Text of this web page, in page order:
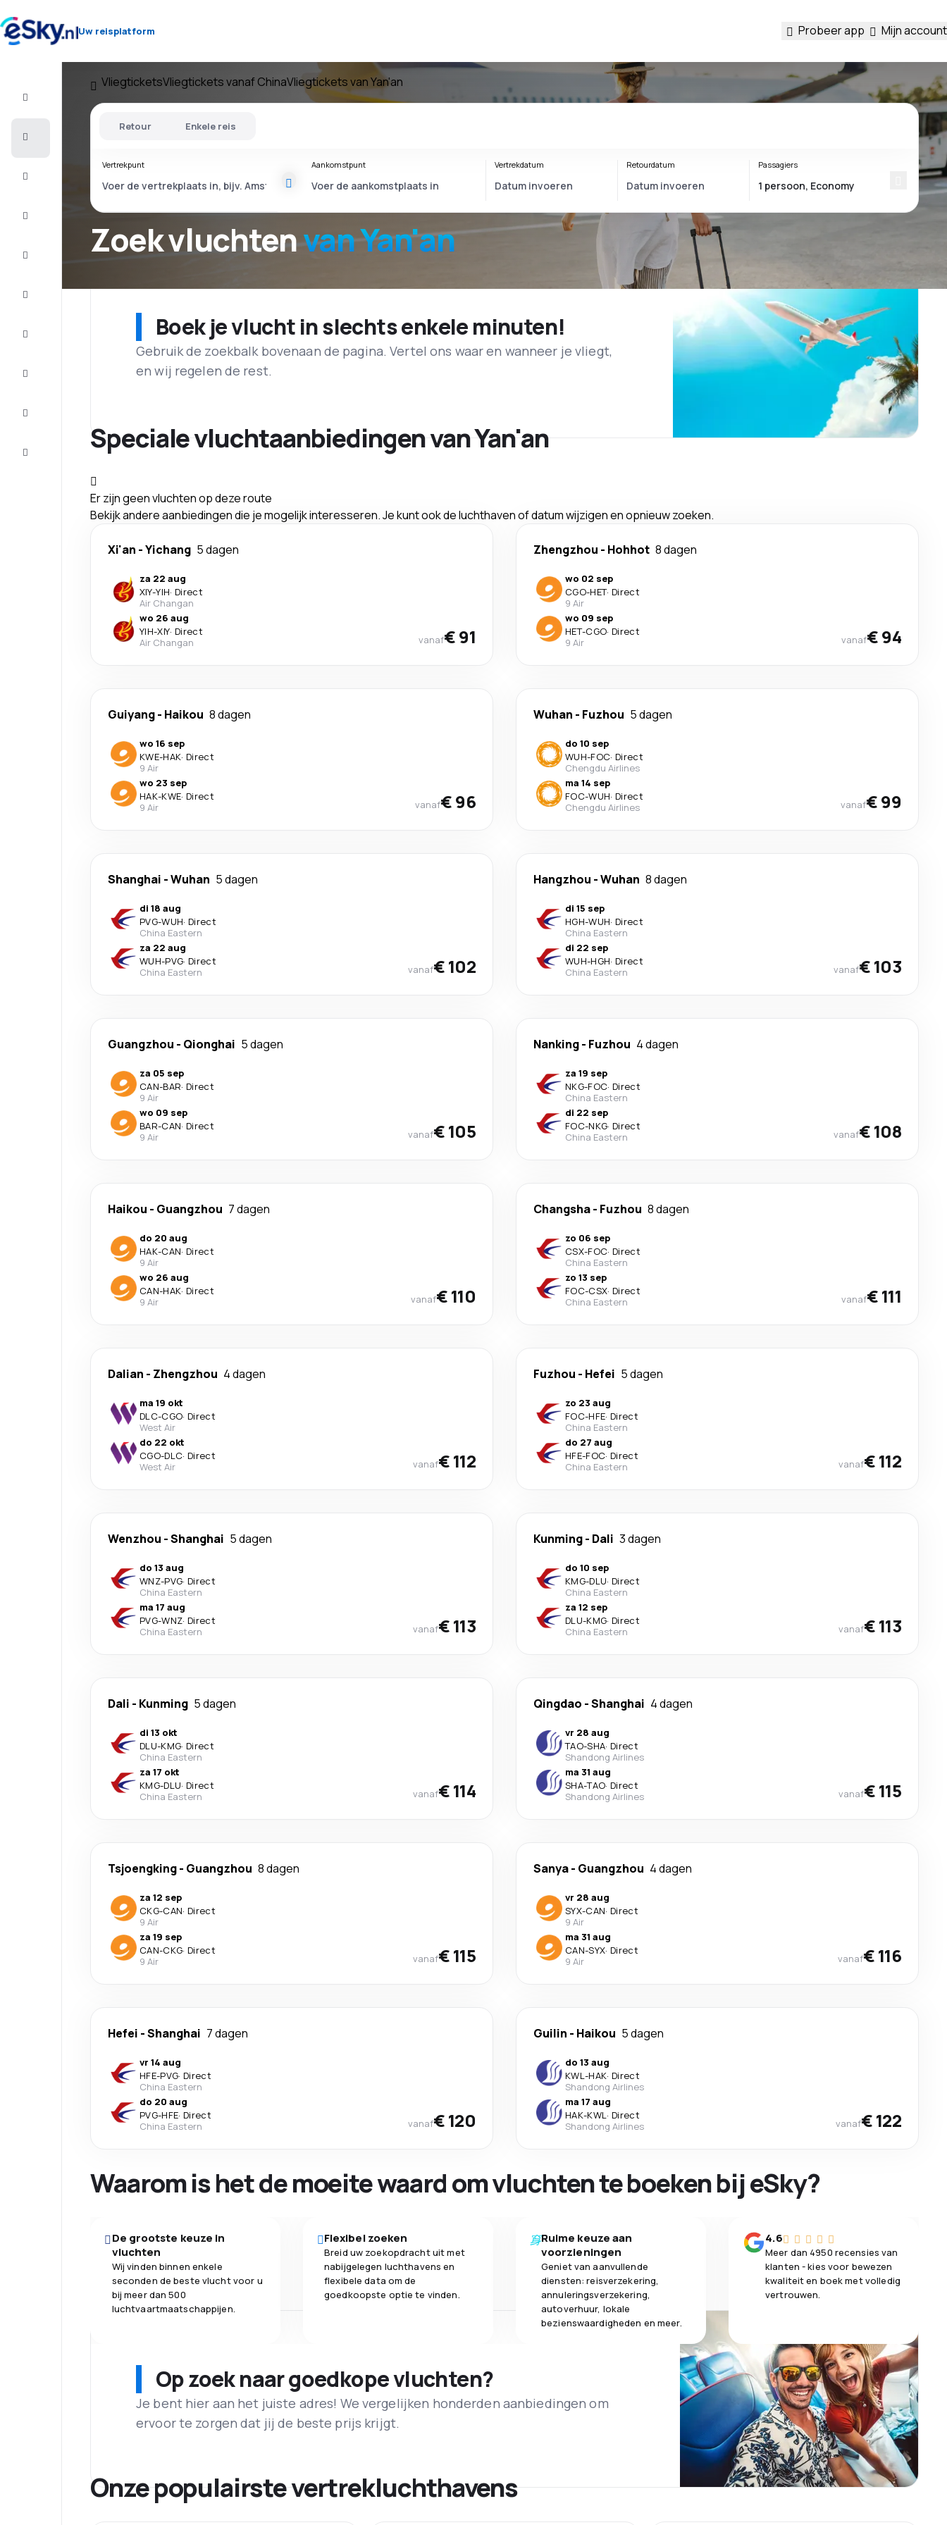
Uw reisplatform Probeer app Mijn account
VliegticketsVliegtickets vanaf ChinaVliegtickets van Yan'an
Zoek vluchtenvan Yan'an
Retour Enkele reis
Vertrekpunt Aankomstpunt Vertrekdatum Retourdatum Passagiers
Boek je vlucht in slechts enkele minuten!
Gebruik de zoekbalk bovenaan de pagina. Vertel ons waar en wanneer je vliegt,
en wij regelen de rest.
Speciale vluchtaanbiedingen van Yan'an
Er zijn geen vluchten op deze route
Bekijk andere aanbiedingen die je mogelijk interesseren. Je kunt ook de luchthaven of datum wijzigen en opnieuw zoeken.
Xi'an -Yichang 5 dagen
za 22 aug
XIY-YIH· Direct
Air Changan
wo 26 aug
YIH-XIY· Direct
Air Changan
vanaf€ 91
Zhengzhou - Hohhot 8 dagen
wo 02 sep
CGO-HET· Direct
9 Air
wo 09 sep
HET-CGO· Direct
9 Air
vanaf€ 94
Guiyang- Haikou 8 dagen
wo 16 sep
KWE-HAK· Direct
9 Air
wo 23 sep
HAK-KWE· Direct
9 Air
vanaf€ 96
Wuhan - Fuzhou 5 dagen
do 10 sep
WUH-FOC· Direct
Chengdu Airlines
ma 14 sep
FOC-WUH· Direct
Chengdu Airlines
vanaf€ 99
Shanghai -Wuhan 5 dagen
di 18 aug
PVG-WUH· Direct
China Eastern
za 22 aug
WUH-PVG· Direct
China Eastern
vanaf€ 102
Hangzhou -Wuhan 8 dagen
di 15 sep
HGH-WUH· Direct
China Eastern
di 22 sep
WUH-HGH· Direct
China Eastern
vanaf€ 103
Guangzhou - Qionghai 5 dagen
za 05 sep
CAN-BAR· Direct
9 Air
wo 09 sep
BAR-CAN· Direct
9 Air
vanaf€ 105
Nanking- Fuzhou 4 dagen
za 19 sep
NKG-FOC· Direct
China Eastern
di 22 sep
FOC-NKG· Direct
China Eastern
vanaf€ 108
Haikou - Guangzhou 7 dagen
do 20 aug
HAK-CAN· Direct
9 Air
wo 26 aug
CAN-HAK· Direct
9 Air
vanaf€ 110
Changsha- Fuzhou 8 dagen
zo 06 sep
CSX-FOC· Direct
China Eastern
zo 13 sep
FOC-CSX· Direct
China Eastern
vanaf€ 111
Dalian - Zhengzhou 4 dagen
ma 19 okt
DLC-CGO· Direct
West Air
do 22 okt
CGO-DLC· Direct
West Air
vanaf€ 112
Fuzhou - Hefei 5 dagen
zo 23 aug
FOC-HFE· Direct
China Eastern
do 27 aug
HFE-FOC· Direct
China Eastern
vanaf€ 112
Wenzhou -Shanghai 5 dagen
do 13 aug
WNZ-PVG· Direct
China Eastern
ma 17 aug
PVG-WNZ· Direct
China Eastern
vanaf€ 113
Kunming- Dali 3 dagen
do 10 sep
KMG-DLU· Direct
China Eastern
za 12 sep
DLU-KMG· Direct
China Eastern
vanaf€ 113
Dali - Kunming 5 dagen
di 13 okt
DLU-KMG· Direct
China Eastern
za 17 okt
KMG-DLU· Direct
China Eastern
vanaf€ 114
Qingdao -Shanghai 4 dagen
vr 28 aug
TAO-SHA· Direct
Shandong Airlines
ma 31 aug
SHA-TAO· Direct
Shandong Airlines
vanaf€ 115
Tsjoengking- Guangzhou 8 dagen
za 12 sep
CKG-CAN· Direct
9 Air
za 19 sep
CAN-CKG· Direct
9 Air
vanaf€ 115
Sanya- Guangzhou 4 dagen
vr 28 aug
SYX-CAN· Direct
9 Air
ma 31 aug
CAN-SYX· Direct
9 Air
vanaf€ 116
Hefei -Shanghai 7 dagen
vr 14 aug
HFE-PVG· Direct
China Eastern
do 20 aug
PVG-HFE· Direct
China Eastern
vanaf€ 120
Guilin - Haikou 5 dagen
do 13 aug
KWL-HAK· Direct
Shandong Airlines
ma 17 aug
HAK-KWL· Direct
Shandong Airlines
vanaf€ 122
Waarom is het de moeite waard om vluchten te boeken bij eSky?
De grootste keuze in
vluchten
Wij vinden binnen enkele
seconden de beste vlucht voor u
bij meer dan 500
luchtvaartmaatschappijen.
Flexibel zoeken
Breid uw zoekopdracht uit met
nabijgelegen luchthavens en
flexibele data om de
goedkoopste optie te vinden.
Ruime keuze aan
voorzieningen
Geniet van aanvullende
diensten: reisverzekering,
annuleringsverzekering,
autoverhuur, lokale
bezienswaardigheden en meer.
4.6
Meer dan 4950 recensies van
klanten - kies voor bewezen
kwaliteit en boek met volledig
vertrouwen.
Op zoek naar goedkope vluchten?
Je bent hier aan het juiste adres! We vergelijken honderden aanbiedingen om
ervoor te zorgen dat jij de beste prijs krijgt.
Onze populairste vertrekluchthavens